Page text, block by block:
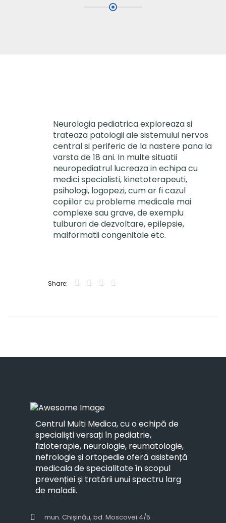
Neurologia pediatrica exploreaza si
trateaza patologii ale sistemului nervos
central si periferic de la nastere pana la
varsta de 18 ani. In multe situatii
neuropediatrul lucreaza in echipa cu
medici specialisti, kinetoterapeuti,
psihologi, logopezi, cum ar fi cazul
copiilor cu probleme medicale mai
complexe sau grave, de exemplu
tulburari de dezvoltare, epilepsie,
malformatii congenitale etc.
Share:
Centrul Multi Medica, cu o echipă de
specialiști versați în pediatrie,
fizioterapie, neurologie, reumatologie,
nefrologie și ortopedie oferă asistență
medicala de specialitate în scopul
prevenției și tratării unui spectru larg
de maladii.
mun. Chișinău, bd. Moscovei 4/5